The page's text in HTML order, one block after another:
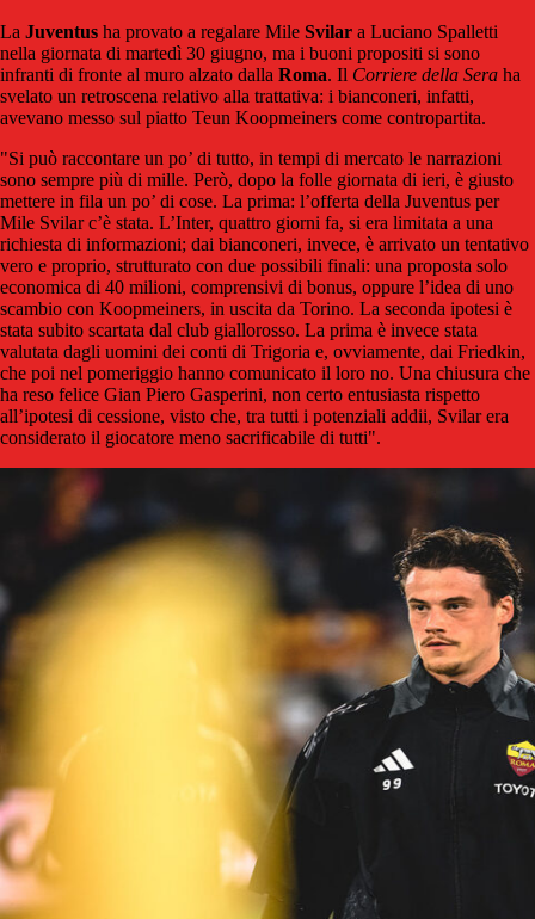
La Juventus ha provato a regalare Mile Svilar a Luciano Spalletti
nella giornata di martedì 30 giugno, ma i buoni propositi si sono
infranti di fronte al muro alzato dalla Roma. Il Corriere della Sera ha
svelato un retroscena relativo alla trattativa: i bianconeri, infatti,
avevano messo sul piatto Teun Koopmeiners come contropartita.
"Si può raccontare un po’ di tutto, in tempi di mercato le narrazioni
sono sempre più di mille. Però, dopo la folle giornata di ieri, è giusto
mettere in fila un po’ di cose. La prima: l’offerta della Juventus per
Mile Svilar c’è stata. L’Inter, quattro giorni fa, si era limitata a una
richiesta di informazioni; dai bianconeri, invece, è arrivato un tentativo
vero e proprio, strutturato con due possibili finali: una proposta solo
economica di 40 milioni, comprensivi di bonus, oppure l’idea di uno
scambio con Koopmeiners, in uscita da Torino. La seconda ipotesi è
stata subito scartata dal club giallorosso. La prima è invece stata
valutata dagli uomini dei conti di Trigoria e, ovviamente, dai Friedkin,
che poi nel pomeriggio hanno comunicato il loro no. Una chiusura che
ha reso felice Gian Piero Gasperini, non certo entusiasta rispetto
all’ipotesi di cessione, visto che, tra tutti i potenziali addii, Svilar era
considerato il giocatore meno sacrificabile di tutti".